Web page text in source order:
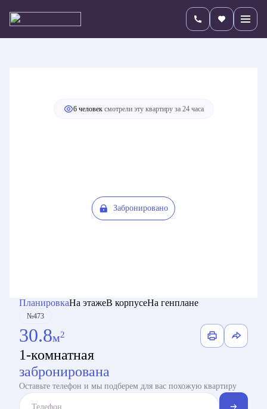
1-комнатная Цена по запросу
6 человек смотрели эту квартиру за 24 часа
Забронировано
ПланировкаНа этажеВ корпусеНа генплане
№473
30.8м2
1-комнатная
забронирована
Оставьте телефон и мы подберем для вас похожую квартиру